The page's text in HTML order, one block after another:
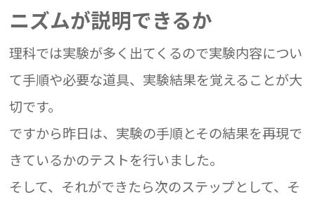
ニズムが説明できるか
理科では実験が多く出てくるので実験内容につい
て手順や必要な道具、実験結果を覚えることが大
切です。
ですから昨日は、実験の手順とその結果を再現で
きているかのテストを行いました。
そして、それができたら次のステップとして、そ